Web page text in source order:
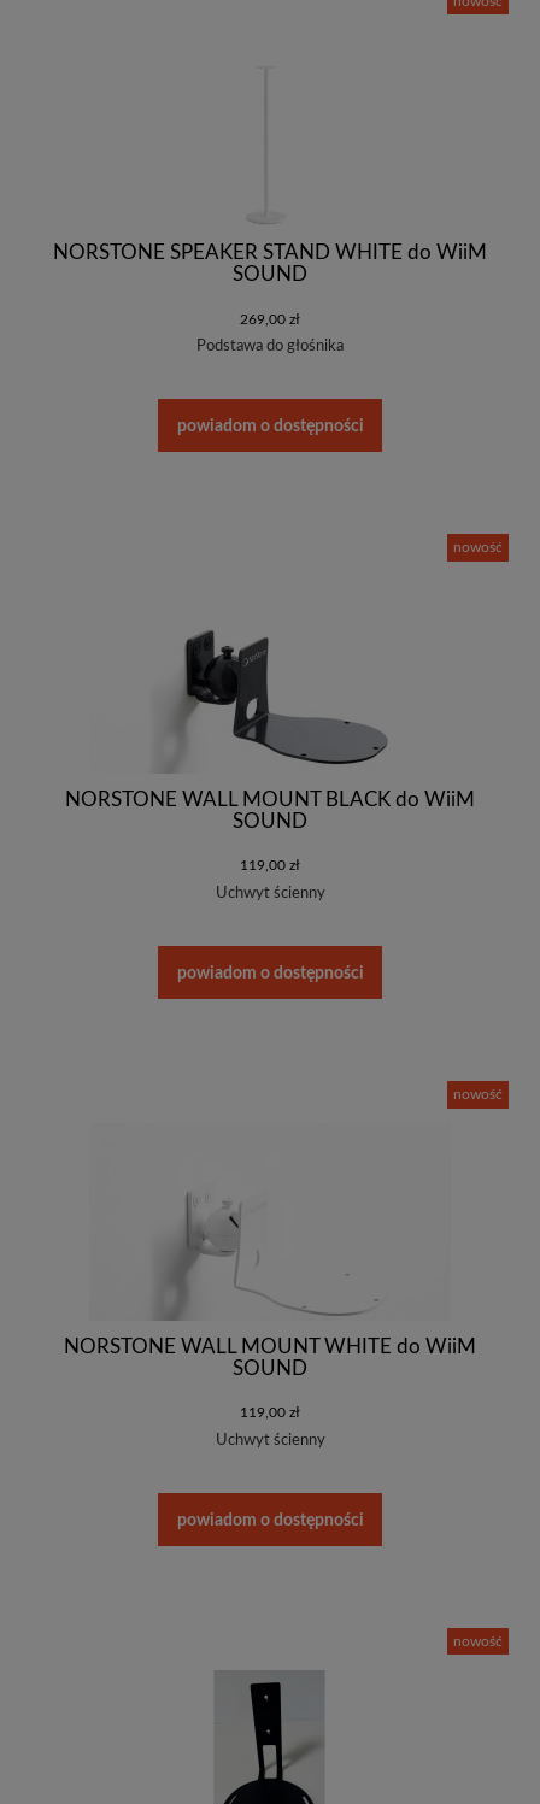
NORSTONE SPEAKER STAND WHITE do WiiM
SOUND
269,00 zł
Podstawa do głośnika
powiadom o dostępności
NORSTONE WALL MOUNT BLACK do WiiM
SOUND
119,00 zł
Uchwyt ścienny
powiadom o dostępności
nowość
NORSTONE WALL MOUNT WHITE do WiiM
SOUND
119,00 zł
Uchwyt ścienny
powiadom o dostępności
nowość
nowość